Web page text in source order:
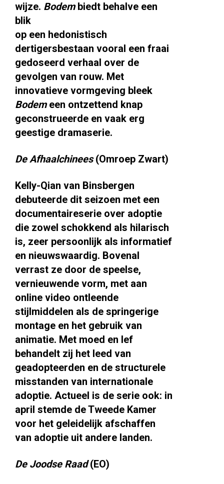
wijze. Bodembiedt behalve een
blik
op een hedonistisch
dertigersbestaan vooral een fraai
gedoseerd verhaal over de
gevolgen van rouw. Met
innovatieve vormgeving bleek
Bodemeen ontzettend knap
geconstrueerde en vaak erg
geestige dramaserie.
De Afhaalchinees(Omroep Zwart)
Kelly-Qian van Binsbergen
debuteerde dit seizoen met een
documentaireserie over adoptie
die zowel schokkend als hilarisch
is, zeer persoonlijk als informatief
en nieuwswaardig. Bovenal
verrast ze door de speelse,
vernieuwende vorm, met aan
online video ontleende
stijlmiddelen als de springerige
montage en het gebruik van
animatie. Met moed en lef
behandelt zij het leed van
geadopteerden en de structurele
misstanden van internationale
adoptie. Actueel is de serie ook: in
april stemde de Tweede Kamer
voor het geleidelijk afschaffen
van adoptie uit andere landen.
De Joodse Raad(EO)